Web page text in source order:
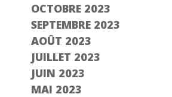
OCTOBRE 2023
SEPTEMBRE 2023
AOÛT 2023
JUILLET 2023
JUIN 2023
MAI 2023